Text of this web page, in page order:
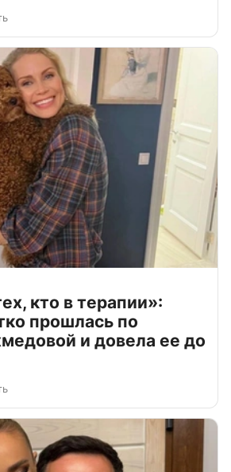
кто в терапии»:
прошлась по
и довела ее до